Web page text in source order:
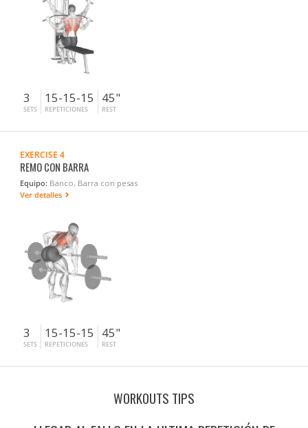
3
SETS
15-15-15
REPETICIONES
45"
REST
EXERCISE 4
REMO CON BARRA
Equipo: Banco, Barra con pesas
Ver detalles
3
SETS
15-15-15
REPETICIONES
45"
REST
WORKOUTS TIPS